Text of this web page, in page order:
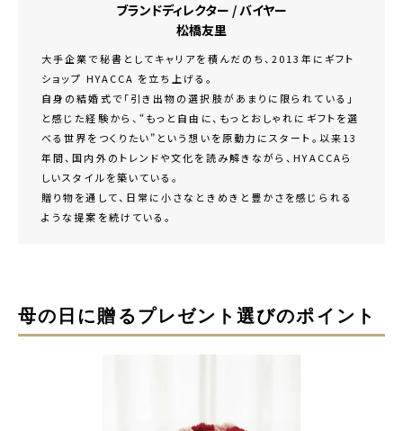
ブランドディレクター / バイヤー
松橋友里
大手企業で秘書としてキャリアを積んだのち、2013年にギフト
ショップ HYACCA を立ち上げる。
自身の結婚式で「引き出物の選択肢があまりに限られている」
と感じた経験から、“もっと自由に、もっとおしゃれにギフトを選
べる世界をつくりたい”という想いを原動力にスタート。以来13
年間、国内外のトレンドや文化を読み解きながら、HYACCAら
しいスタイルを築いている。
贈り物を通して、日常に小さなときめきと豊かさを感じられる
ような提案を続けている。
母の日に贈るプレゼント選びのポイント